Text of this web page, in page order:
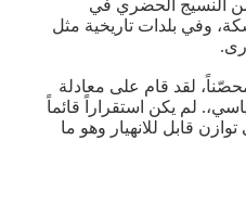
النسيج الحضري في
وفي بلدات تاريخية مثل
لقد قام على معادلة
لم يكن استقراراً قائماً
قابل للانهيار وهو ما